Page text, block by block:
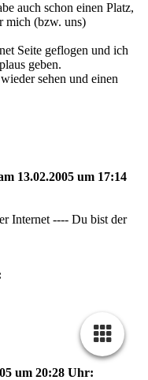
auch schon einen Platz,
mich (bzw. uns)
Seite geflogen und ich
geben.
sehen und einen
13.02.2005 um 17:14
Internet ---- Du bist der
um 20:28 Uhr: